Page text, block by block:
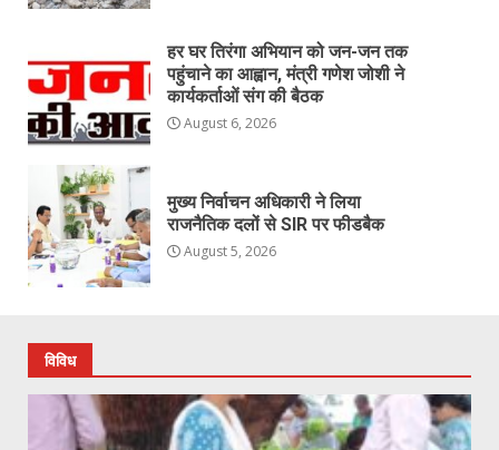
हर घर तिरंगा अभियान को जन-जन तक
पहुंचाने का आह्वान, मंत्री गणेश जोशी ने
कार्यकर्ताओं संग की बैठक
August 6, 2026
मुख्य निर्वाचन अधिकारी ने लिया
राजनैतिक दलों से SIR पर फीडबैक
August 5, 2026
विविध